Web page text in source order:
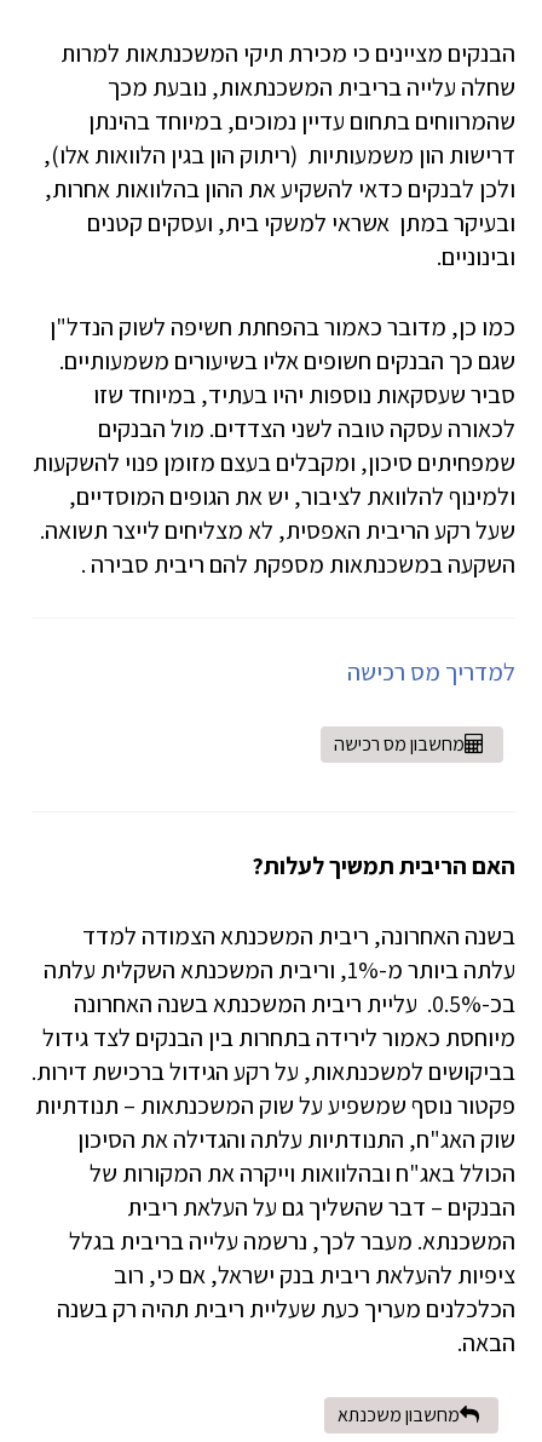
הבנקים מציינים כי מכירת תיקי המשכנתאות למרות
שחלה עלייה בריבית המשכנתאות, נובעת מכך
שהמרווחים בתחום עדיין נמוכים, במיוחד בהינתן
דרישות הון משמעותיות (ריתוק הון בגין הלוואות אלו),
ולכן לבנקים כדאי להשקיע את ההון בהלוואות אחרות,
ובעיקר במתן אשראי למשקי בית, ועסקים קטנים
ובינוניים.
כמו כן, מדובר כאמור בהפחתת חשיפה לשוק הנדל"ן
שגם כך הבנקים חשופים אליו בשיעורים משמעותיים.
סביר שעסקאות נוספות יהיו בעתיד, במיוחד שזו
לכאורה עסקה טובה לשני הצדדים. מול הבנקים
שמפחיתים סיכון, ומקבלים בעצם מזומן פנוי להשקעות
ולמינוף להלוואת לציבור, יש את הגופים המוסדיים,
שעל רקע הריבית האפסית, לא מצליחים לייצר תשואה.
השקעה במשכנתאות מספקת להם ריבית סבירה .
למדריך מס רכישה
מחשבון מס רכישה
האם הריבית תמשיך לעלות?
בשנה האחרונה, ריבית המשכנתא הצמודה למדד
עלתה ביותר מ-1%, וריבית המשכנתא השקלית עלתה
בכ-0.5%. עליית ריבית המשכנתא בשנה האחרונה
מיוחסת כאמור לירידה בתחרות בין הבנקים לצד גידול
בביקושים למשכנתאות, על רקע הגידול ברכישת דירות.
פקטור נוסף שמשפיע על שוק המשכנתאות – תנודתיות
שוק האג"ח, התנודתיות עלתה והגדילה את הסיכון
הכולל באג"ח ובהלוואות וייקרה את המקורות של
הבנקים – דבר שהשליך גם על העלאת ריבית
המשכנתא. מעבר לכך, נרשמה עלייה בריבית בגלל
ציפיות להעלאת ריבית בנק ישראל, אם כי, רוב
הכלכלנים מעריך כעת שעליית ריבית תהיה רק בשנה
הבאה.
מחשבון משכנתא